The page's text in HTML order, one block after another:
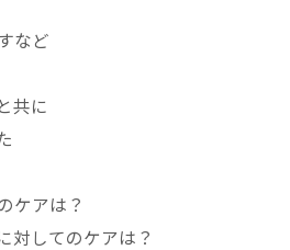
など
共に
ケアは？
対してのケアは？